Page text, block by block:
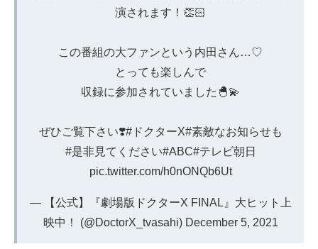
演されます！👏🏻
この番組の大ファンという内田さん…♡
とっても楽しんで
収録に参加されていました🐣💫
ぜひご覧下さい❣️#ドクターX#素敵なお知らせも
#是非見てください#ABC#テレビ朝日
pic.twitter.com/h0nONQb6Ut
— 【公式】『劇場版ドクターX FINAL』大ヒット上
映中！ (@DoctorX_tvasahi) December 5, 2021